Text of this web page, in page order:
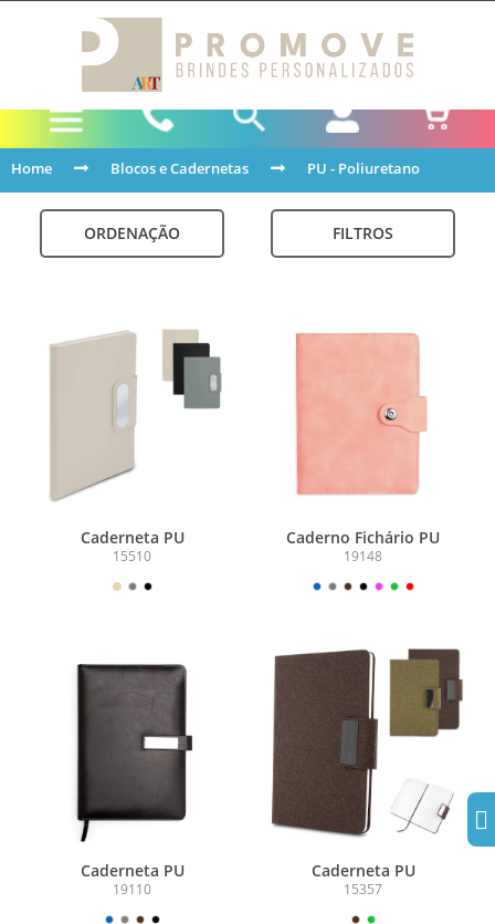
Home Blocos e Cadernetas PU - Poliuretano
ORDENAÇÃO FILTROS
Caderneta PU
15510
Caderno Fichário PU
19148
Caderneta PU
19110
Caderneta PU
15357